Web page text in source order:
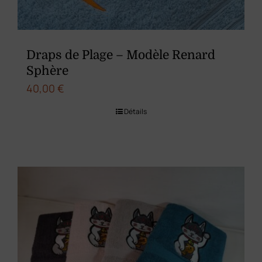
Draps de Plage – Modèle Renard
Sphère
40,00 €
Détails